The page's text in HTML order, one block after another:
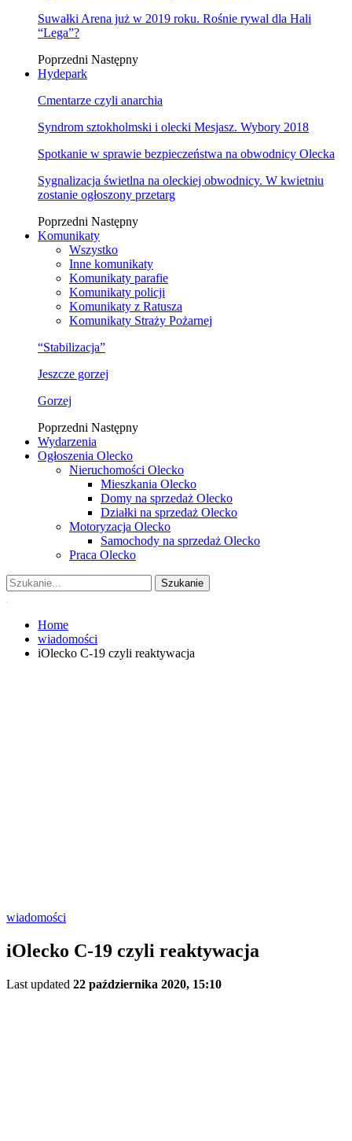
Suwałki Arena już w 2019 roku. Rośnie rywal dla Hali
“Lega”?
Poprzedni Następny
Hydepark
Cmentarze czyli anarchia
Syndrom sztokholmski i olecki Mesjasz. Wybory 2018
Spotkanie w sprawie bezpieczeństwa na obwodnicy Olecka
Sygnalizacja świetlna na oleckiej obwodnicy. W kwietniu
zostanie ogłoszony przetarg
Poprzedni Następny
Komunikaty
Wszystko
Inne komunikaty
Komunikaty parafie
Komunikaty policji
Komunikaty z Ratusza
Komunikaty Straży Pożarnej
“Stabilizacja”
Jeszcze gorzej
Gorzej
Poprzedni Następny
Wydarzenia
Ogłoszenia Olecko
Nieruchomości Olecko
Mieszkania Olecko
Domy na sprzedaż Olecko
Działki na sprzedaż Olecko
Motoryzacja Olecko
Samochody na sprzedaż Olecko
Praca Olecko
Home
wiadomości
iOlecko C-19 czyli reaktywacja
wiadomości
iOlecko C-19 czyli reaktywacja
Last updated 22 października 2020, 15:10